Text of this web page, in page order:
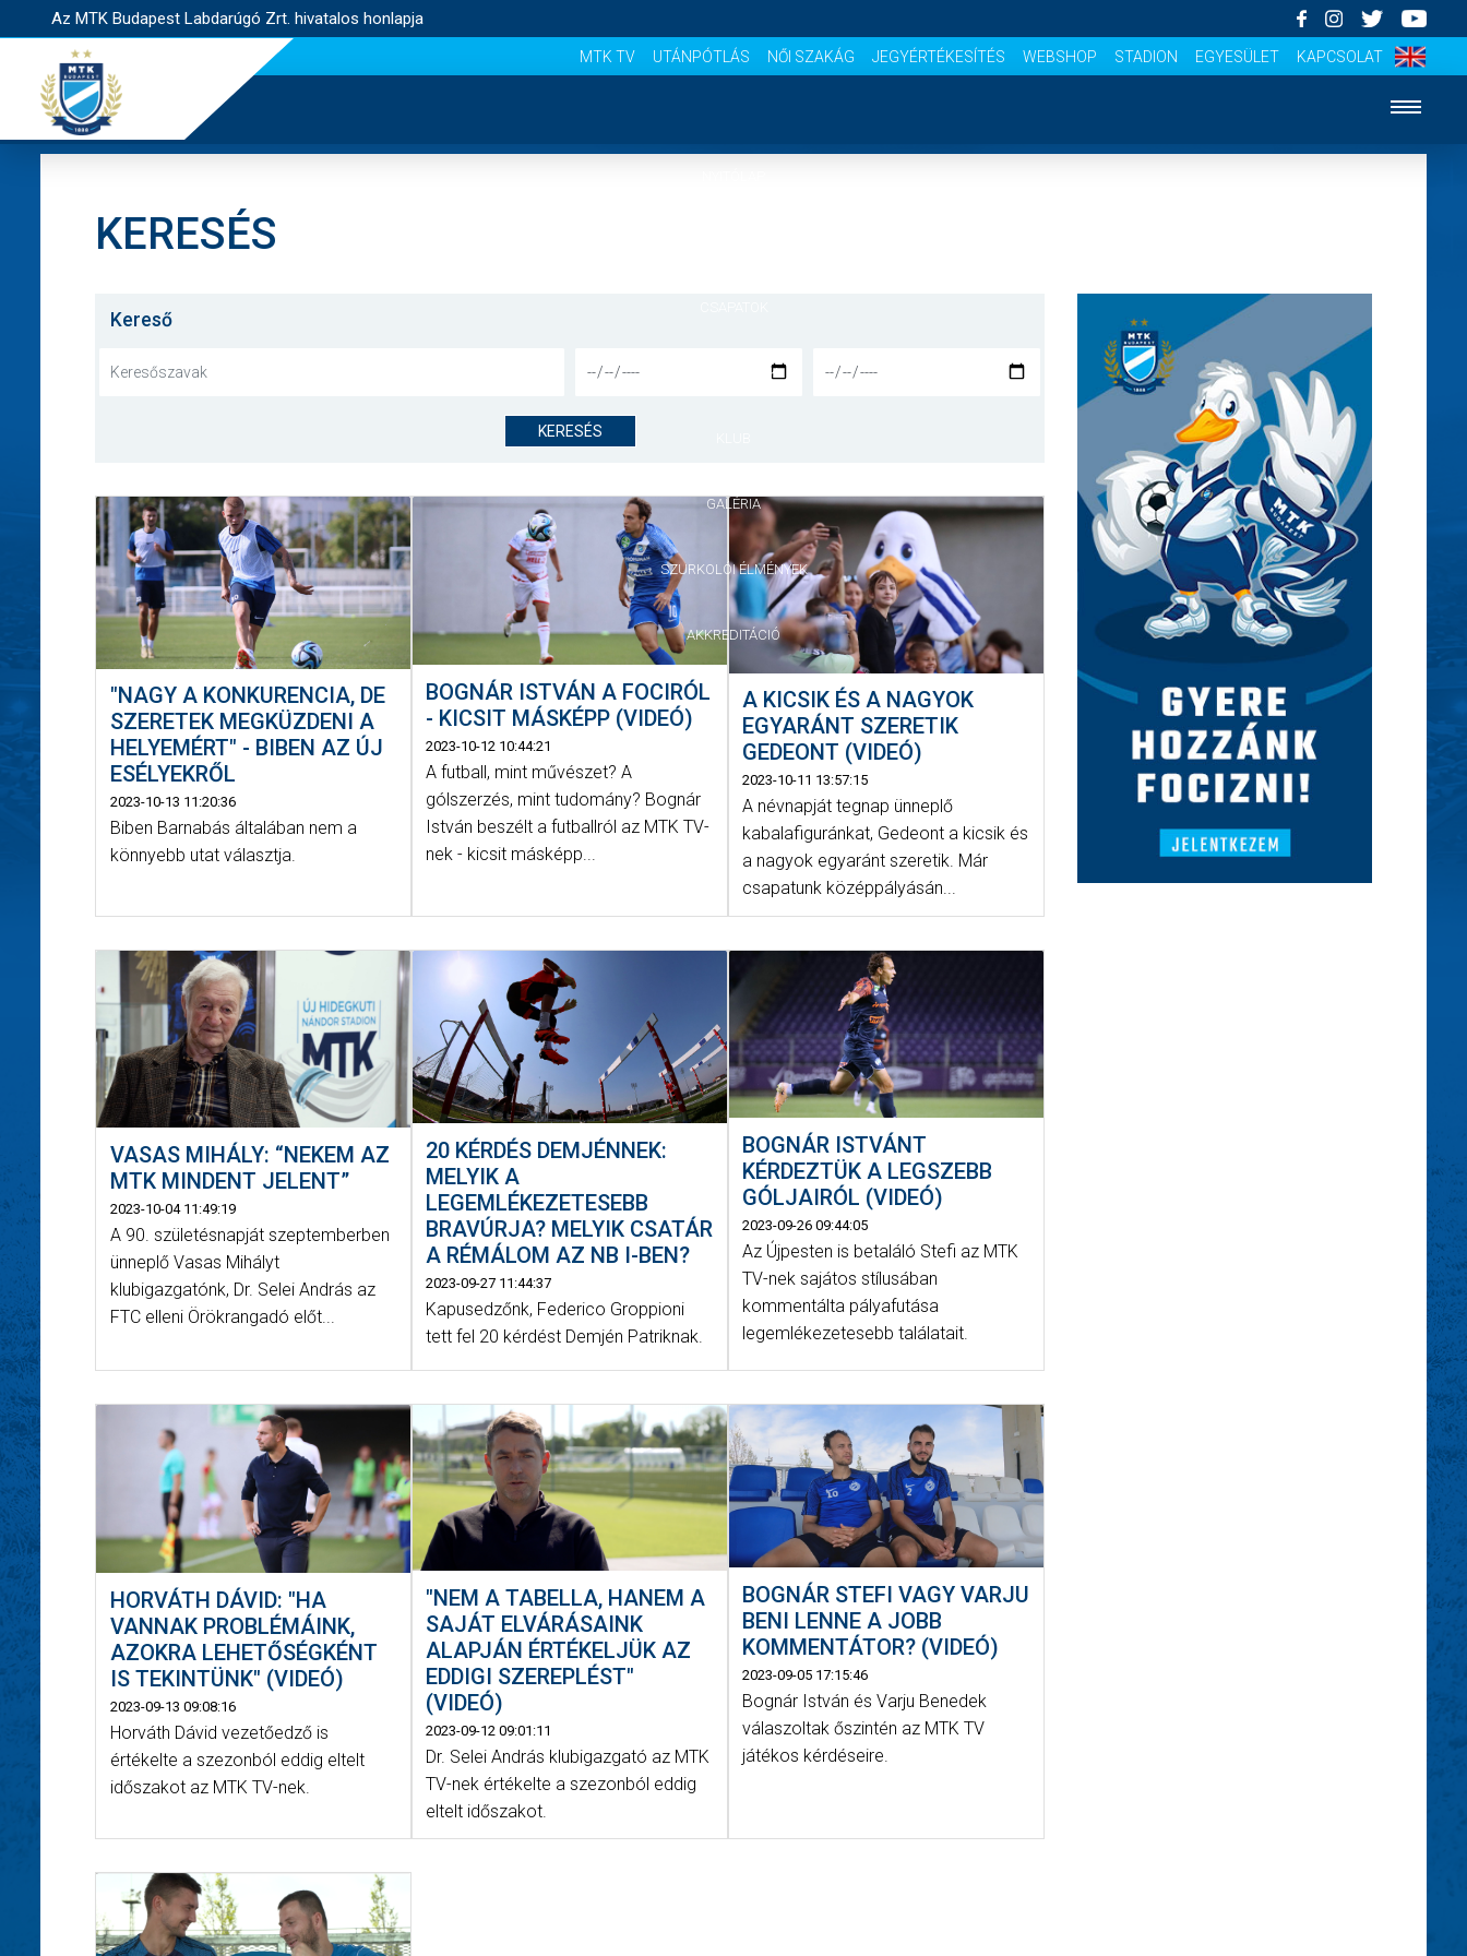
Az MTK Budapest Labdarúgó Zrt. hivatalos honlapja
MTK TV UTÁNPÓTLÁS NŐI SZAKÁG JEGYÉRTÉKESÍTÉS WEBSHOP STADION EGYESÜLET KAPCSOLAT
MÉRKŐZÉSEK
GALÉRIA
SZURKOLÓI ÉLMÉNYEK
AKKREDITÁCIÓ
KERESÉS
Kereső
KERESÉS
"NAGY A KONKURENCIA, DE
SZERETEK MEGKÜZDENI A
HELYEMÉRT" - BIBEN AZ ÚJ
ESÉLYEKRŐL
2023-10-13 11:20:36
Biben Barnabás általában nem a
könnyebb utat választja.
BOGNÁR ISTVÁN A FOCIRÓL
- KICSIT MÁSKÉPP (VIDEÓ)
2023-10-12 10:44:21
A futball, mint művészet? A
gólszerzés, mint tudomány? Bognár
István beszélt a futballról az MTK TV-
nek - kicsit másképp...
A KICSIK ÉS A NAGYOK
EGYARÁNT SZERETIK
GEDEONT (VIDEÓ)
2023-10-11 13:57:15
A névnapját tegnap ünneplő
kabalafiguránkat, Gedeont a kicsik és
a nagyok egyaránt szeretik. Már
csapatunk középpályásán...
VASAS MIHÁLY: “NEKEM AZ
MTK MINDENT JELENT”
2023-10-04 11:49:19
A 90. születésnapját szeptemberben
ünneplő Vasas Mihályt
klubigazgatónk, Dr. Selei András az
FTC elleni Örökrangadó előt...
20 KÉRDÉS DEMJÉNNEK:
MELYIK A
LEGEMLÉKEZETESEBB
BRAVÚRJA? MELYIK CSATÁR
A RÉMÁLOM AZ NB I-BEN?
2023-09-27 11:44:37
Kapusedzőnk, Federico Groppioni
tett fel 20 kérdést Demjén Patriknak.
BOGNÁR ISTVÁNT
KÉRDEZTÜK A LEGSZEBB
GÓLJAIRÓL (VIDEÓ)
2023-09-26 09:44:05
Az Újpesten is betaláló Stefi az MTK
TV-nek sajátos stílusában
kommentálta pályafutása
legemlékezetesebb találatait.
HORVÁTH DÁVID: "HA
VANNAK PROBLÉMÁINK,
AZOKRA LEHETŐSÉGKÉNT
IS TEKINTÜNK" (VIDEÓ)
2023-09-13 09:08:16
Horváth Dávid vezetőedző is
értékelte a szezonból eddig eltelt
időszakot az MTK TV-nek.
"NEM A TABELLA, HANEM A
SAJÁT ELVÁRÁSAINK
ALAPJÁN ÉRTÉKELJÜK AZ
EDDIGI SZEREPLÉST"
(VIDEÓ)
2023-09-12 09:01:11
Dr. Selei András klubigazgató az MTK
TV-nek értékelte a szezonból eddig
eltelt időszakot.
BOGNÁR STEFI VAGY VARJU
BENI LENNE A JOBB
KOMMENTÁTOR? (VIDEÓ)
2023-09-05 17:15:46
Bognár István és Varju Benedek
válaszoltak őszintén az MTK TV
játékos kérdéseire.